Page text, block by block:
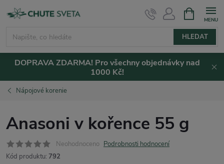
Přejít
HLEDAT
NÁKUPNÍ
KOŠÍK
DOPRAVA ZDARMA! Pro všechny objednávky nad
1000 Kč!
Nápojové korenie
Anasoni v kořence 55 g
Neohodnoceno Podrobnosti hodnocení
Kód produktu: 792